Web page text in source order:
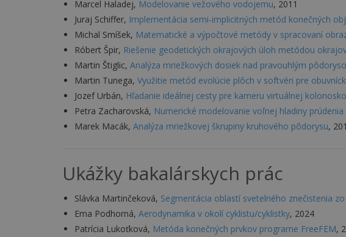
Marcel Haladej, Modelovanie vežového vodojemu, 2011
Juraj Schiffer, Implementácia semi-implicitných metód konečných
Michal Smíšek, Matematické a výpočtové metódy v spracovaní
Róbert Špir, Riešenie geodetických okrajových úloh metódou
Martin Štiglic, Analýza mriežkových dosiek nad pravouhlým
Martin Tunega, Využitie metód evolúcie plôch v softvéri pre
Jozef Urbán, Hľadanie ideálnej cesty pre kameru virtuálnej
Petra Zacharovská, Numerické modelovanie voľnej hladiny
Marek Macák, Analýza mriežkovej škrupiny kruhového pôdorysu,
Ukážky bakalárskych prác
Slávka Martinčeková, Segmentácia oblastí svetelného znečistenia
Ema Podhorná, Aerodynamika v okolí cyklistu/cyklistky, 2024
Patrícia Lukoťková, Metóda konečných prvkov programe FreeFEM,